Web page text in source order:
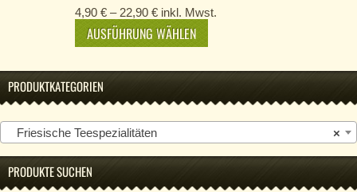
4,90 € – 22,90 € inkl. Mwst.
AUSFÜHRUNG WÄHLEN
PRODUKTKATEGORIEN
×
Friesische Teespezialitäten
PRODUKTE SUCHEN